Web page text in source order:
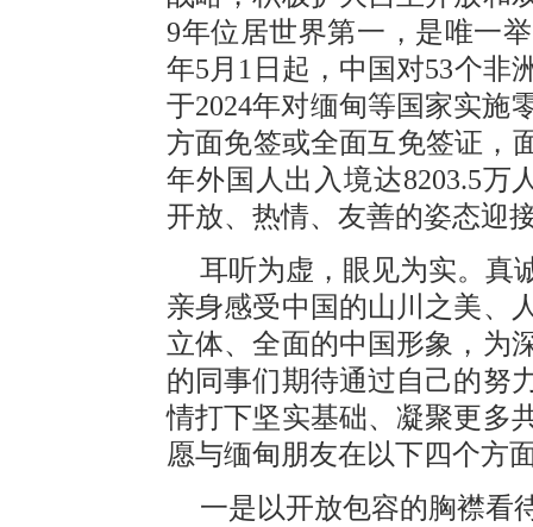
9年位居世界第一，是唯一
年5月1日起，中国对53个非
于2024年对缅甸等国家实施
方面免签或全面互免签证，
年外国人出入境达8203.5万
开放、热情、友善的姿态迎
耳听为虚，眼见为实。真
亲身感受中国的山川之美、
立体、全面的中国形象，为
的同事们期待通过自己的努
情打下坚实基础、凝聚更多
愿与缅甸朋友在以下四个方
一是以开放包容的胸襟看